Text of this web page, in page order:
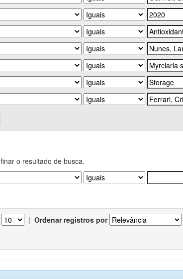
o resultado de busca.
| Ordenar registros por